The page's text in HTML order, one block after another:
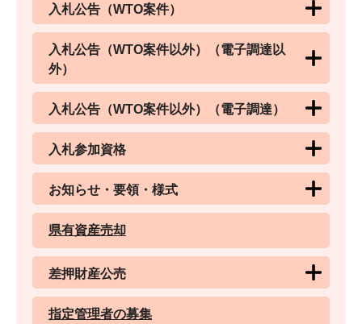
入札公告（WTO案件）
入札公告（WTO案件以外）（電子調達以
外）
入札公告（WTO案件以外）（電子調達）
入札参加資格
お知らせ・要領・様式
県有資産売却
差押財産公売
指定管理者の募集